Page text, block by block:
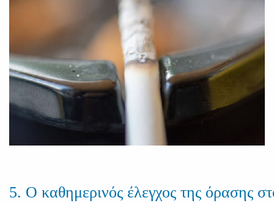
5. Ο καθημερινός έλεγχος της όρασης